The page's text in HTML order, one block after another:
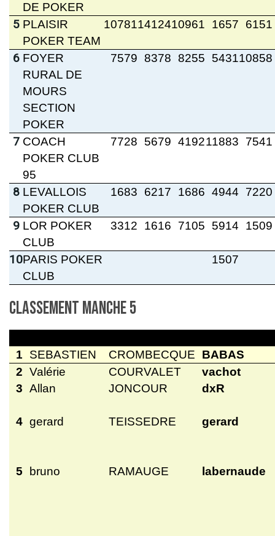
DE POKER
5 PLAISIR
POKER TEAM
107811412410961 1657 6151
6 FOYER
RURAL DE
MOURS
SECTION
POKER
7579 8378 8255 543110858
7 COACH
POKER CLUB
95
7728 5679 419211883 7541
8 LEVALLOIS
POKER CLUB
1683 6217 1686 4944 7220
9 LOR POKER
CLUB
3312 1616 7105 5914 1509
10PARIS POKER
CLUB
1507
Classement manche 5
1 SEBASTIEN CROMBECQUE
BABAS
2 Valérie COURVALET
vachot
3 Allan JONCOUR dxR
4 gerard TEISSEDRE gerard
5 bruno RAMAUGE labernaude